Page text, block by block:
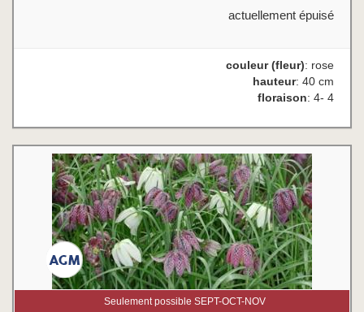
actuellement épuisé
couleur (fleur): rose
hauteur: 40 cm
floraison: 4- 4
Seulement possible SEPT-OCT-NOV